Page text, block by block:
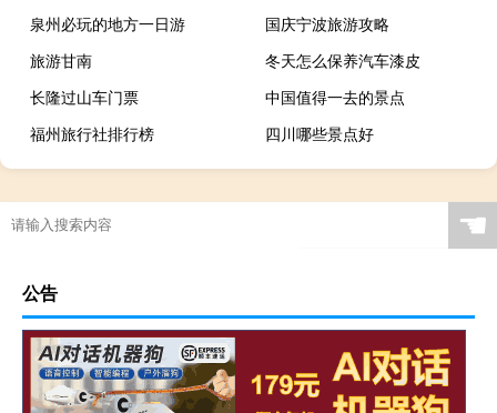
泉州必玩的地方一日游
国庆宁波旅游攻略
旅游甘南
冬天怎么保养汽车漆皮
长隆过山车门票
中国值得一去的景点
福州旅行社排行榜
四川哪些景点好
☚
公告